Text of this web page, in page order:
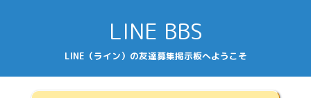
LINE BBS
LINE（ライン）の友達募集掲示板へようこそ